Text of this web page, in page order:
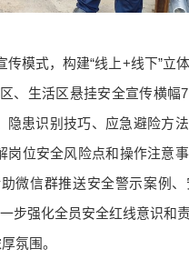
传模式，构建“线上+线下”立
、生活区悬挂安全宣传横幅
患识别技巧、应急避险方
岗位安全风险点和操作注意
微信群推送安全警示案例
步强化全员安全红线意识和
氛围。